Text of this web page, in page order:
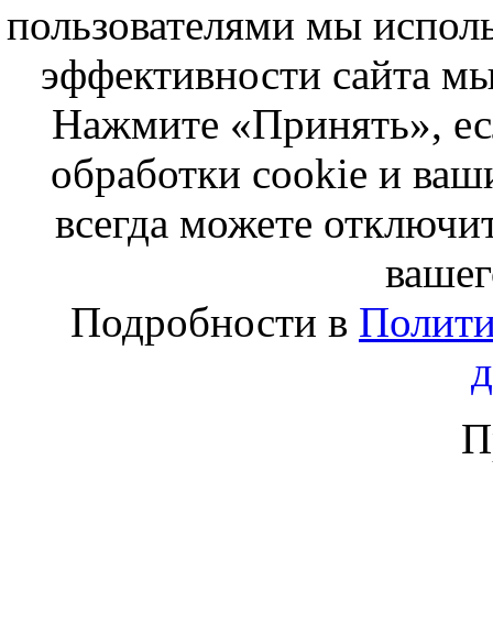
пользователями мы
эффективности сайта
Нажмите «Принять»,
обработки cookie и
всегда можете
Подробности в